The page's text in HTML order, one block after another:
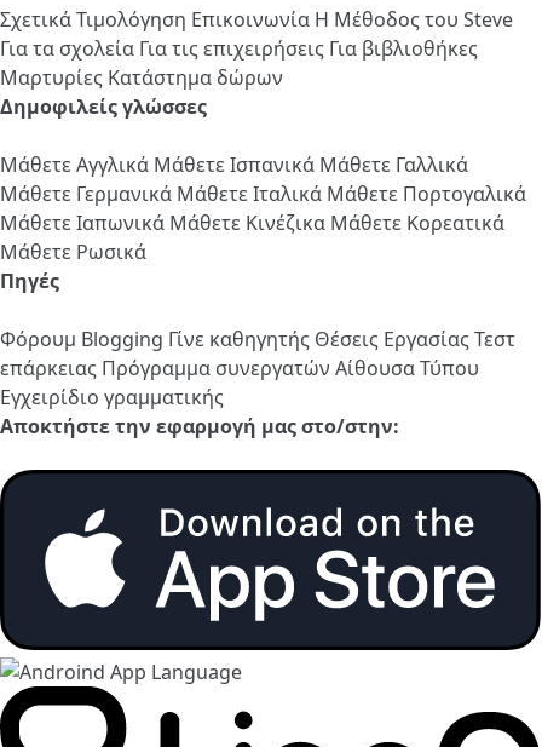
ΣχετικάΤιμολόγηση Επικοινωνία Η Μέθοδος του Steve
Για τα σχολεία Για τις επιχειρήσεις Για βιβλιοθήκες
Μαρτυρίες Κατάστημα δώρων
Δημοφιλείς γλώσσες
Μάθετε Αγγλικά Μάθετε Ισπανικά Μάθετε Γαλλικά
Μάθετε Γερμανικά Μάθετε Ιταλικά Μάθετε Πορτογαλικά
Μάθετε Ιαπωνικά Μάθετε Κινέζικα Μάθετε Κορεατικά
Μάθετε Ρωσικά
Πηγές
Φόρουμ Blogging Γίνε καθηγητής Θέσεις ΕργασίαςΤεστ
επάρκειας Πρόγραμμα συνεργατών Αίθουσα Τύπου
Εγχειρίδιο γραμματικής
Αποκτήστε την εφαρμογή μας στο/στην: